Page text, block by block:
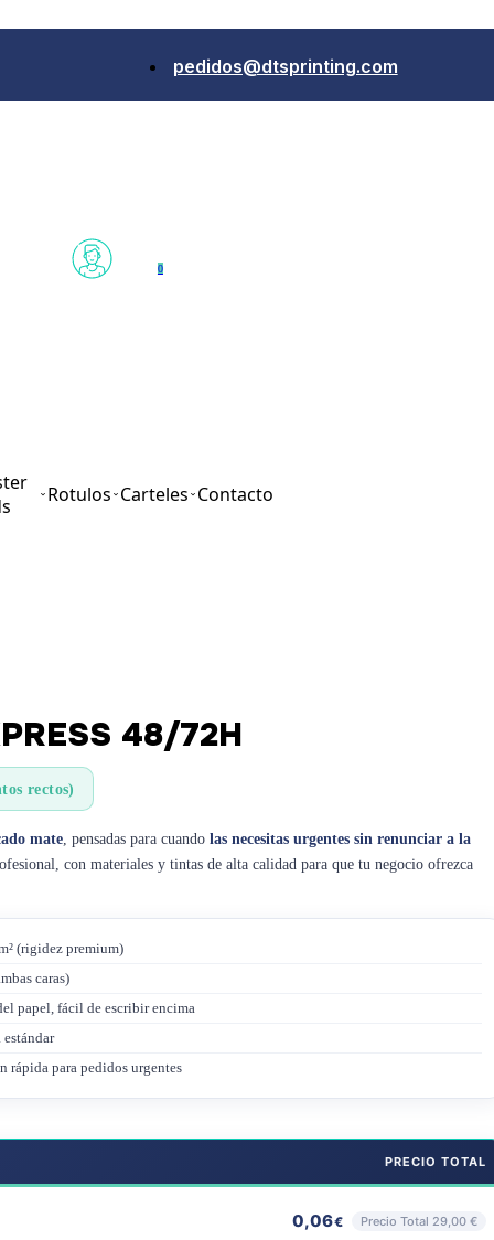
pedidos@dtsprinting.com
0
Rotulos Carteles Contacto
48/72H
rectos)
mate , pensadas para cuando las necesitas urgentes sin renunciar a la
con materiales y tintas de alta calidad para que tu negocio ofrezca
(rigidez premium)
caras)
papel, fácil de escribir encima
para pedidos urgentes
PRECIO TOTAL
0,06€ Precio Total 29,00 €